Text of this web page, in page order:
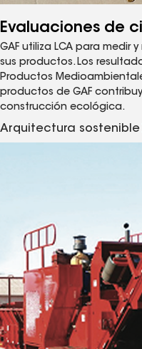
Evaluaciones de
GAF utiliza LCA para medir
sus productos. Los
Productos
productos de GAF
construcción ecológica.
Arquitectura sostenible